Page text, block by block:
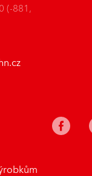
(-881,